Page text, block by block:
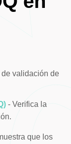
validación de
- Verifica la
que los